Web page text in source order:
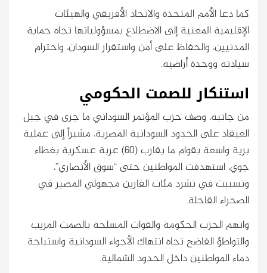
كما دعا الأمم المتحدة والاتحاد الأفريقي والهيئات
الإقليمية المعنية إلى الاضطلاع بمسؤولياتها تجاه حماية
المدنيين، والحفاظ على أمن واستقرار السودان، واحترام
سيادته ووحدة أراضيه.
استنكار للصمت الحكومي
من جانبه، وصف حزب المؤتمر السوداني ما جرى في جبل
العيقاد على الحدود السودانية المصرية، مشيراً إلى عملية
برية واسعة بقوام ما يقارب (60) عربة عسكرية بغطاء
جوي، استهدفت المواطنين حتى “سوق الأنصاري”،
وتسببت في تشرد مئات الفارين مجهولي المصير في
الصحراء القاحلة.
واتهم الحزب الحكومة والقوات المسلحة بالصمت المريب
والتواطؤ الفاضح تجاه انتهاك الأجواء السودانية واستباحة
دماء المواطنين داخل الحدود الشمالية.